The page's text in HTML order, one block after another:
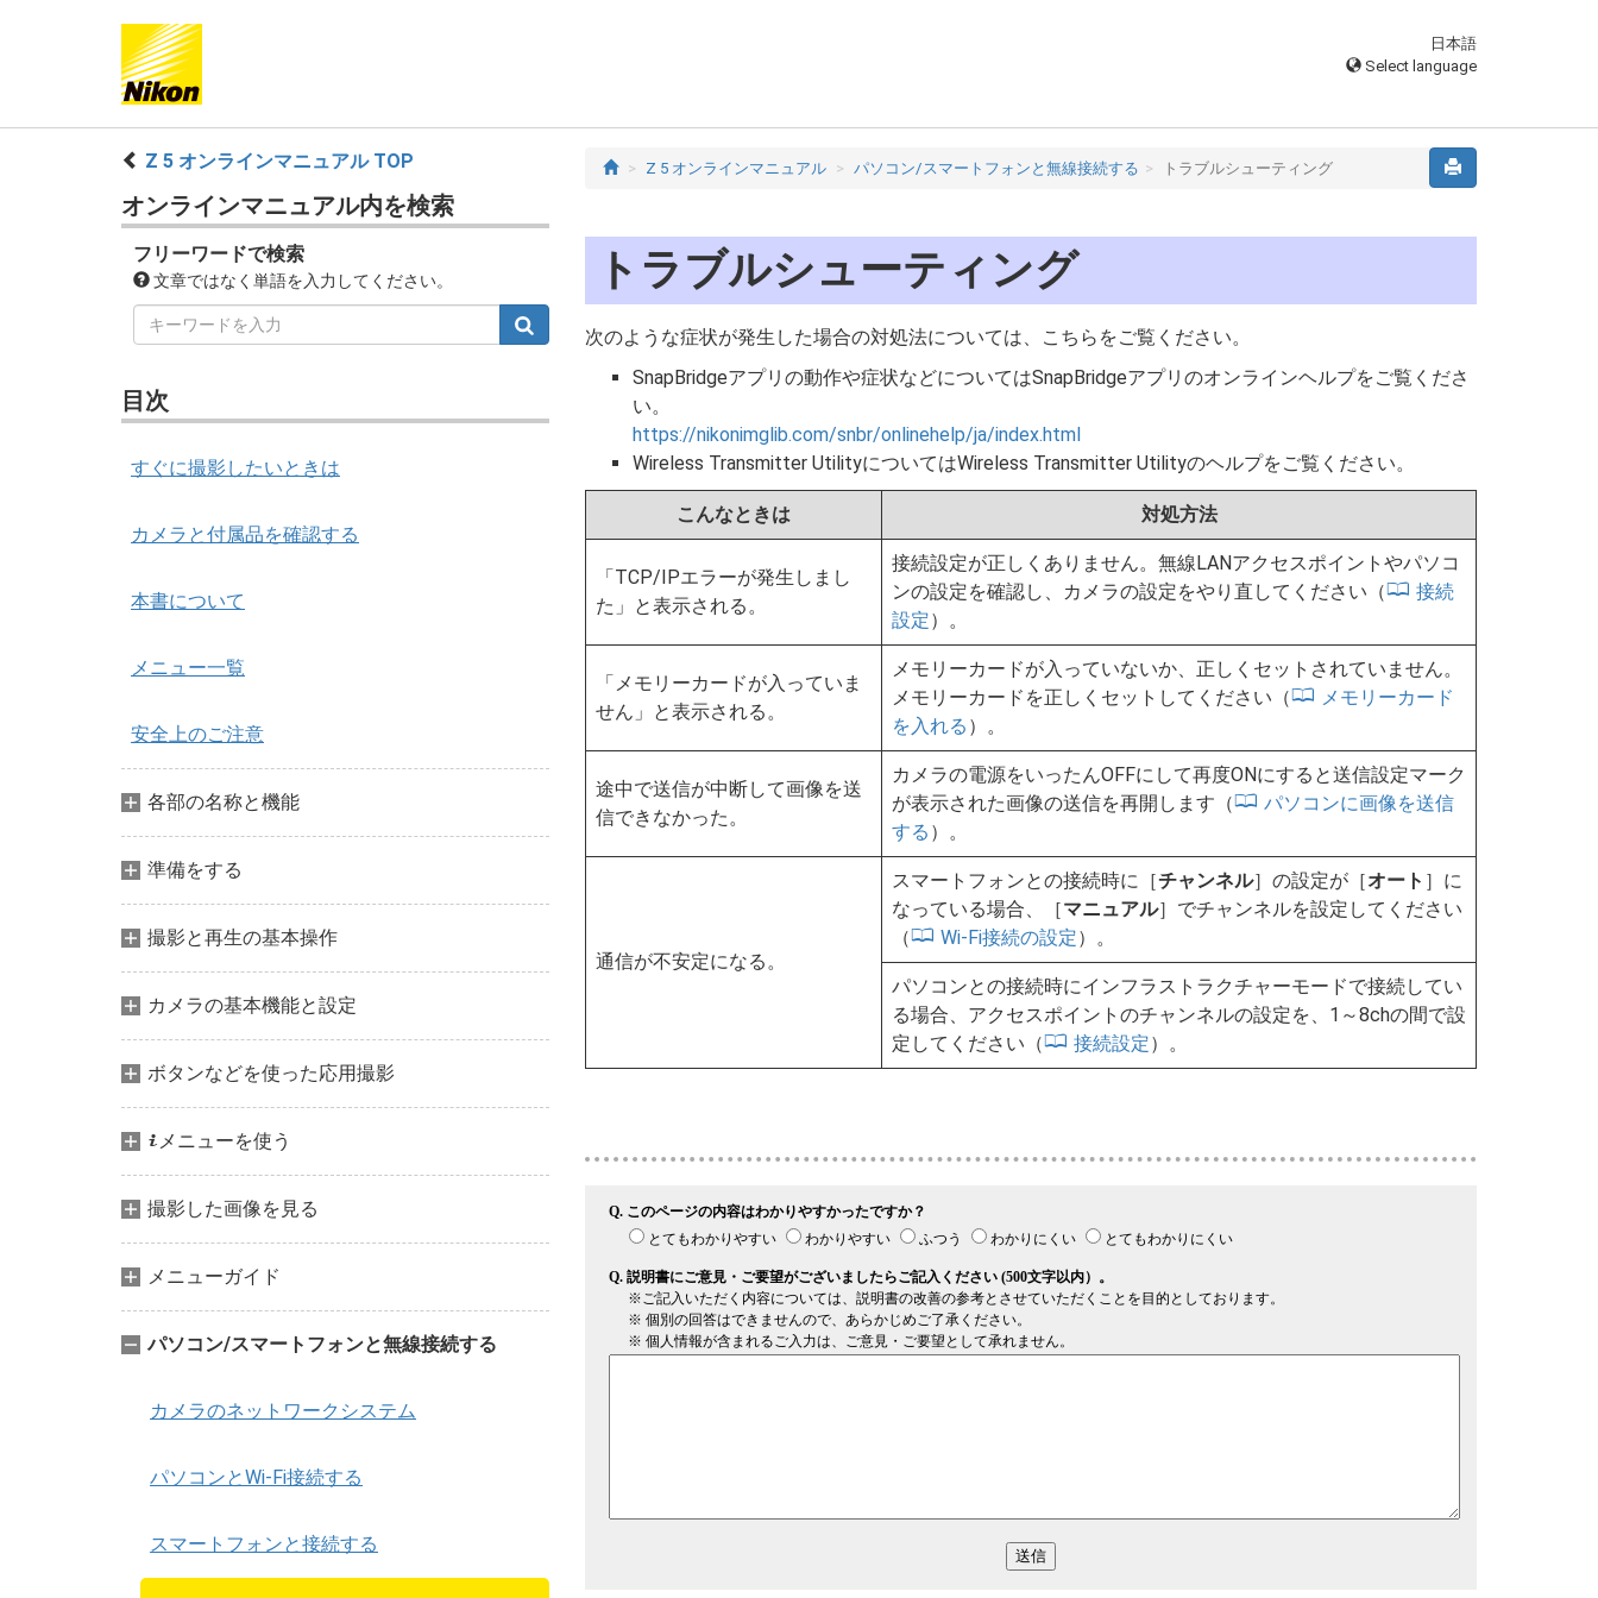
日本語
Select language
Z 5 オンラインマニュアル TOP
オンラインマニュアル内を検索
フリーワードで検索
文章ではなく単語を入力してください。
目次
すぐに撮影したいときは
カメラと付属品を確認する
本書について
メニュー一覧
安全上のご注意
各部の名称と機能
準備をする
撮影と再生の基本操作
カメラの基本機能と設定
ボタンなどを使った応用撮影
iメニューを使う
撮影した画像を見る
メニューガイド
パソコン/スマートフォンと無線接続する
カメラのネットワークシステム
パソコンとWi-Fi接続する
スマートフォンと接続する
Z 5 オンラインマニュアル パソコン/スマートフォンと無線接続する トラブルシューティング
トラブルシューティング
次のような症状が発生した場合の対処法については、こちらをご覧ください。
SnapBridgeアプリの動作や症状などについてはSnapBridgeアプリのオンラインヘルプをご覧くださ
い。
https://nikonimglib.com/snbr/onlinehelp/ja/index.html
Wireless Transmitter UtilityについてはWireless Transmitter Utilityのヘルプをご覧ください。
こんなときは 対処方法
「TCP/IPエラーが発生しまし
た」と表示される。
接続設定が正しくありません。無線LANアクセスポイントやパソコ
ンの設定を確認し、カメラの設定をやり直してください（
接続
設定）。
「メモリーカードが入っていま
せん」と表示される。
メモリーカードが入っていないか、正しくセットされていません。
メモリーカードを正しくセットしてください（
メモリーカード
を入れる ）。
途中で送信が中断して画像を送
信できなかった。
カメラの電源をいったんOFFにして再度ONにすると送信設定マーク
が表示された画像の送信を再開します（
パソコンに画像を送信
する ）。
通信が不安定になる。
スマートフォンとの接続時に［チャンネル］の設定が［オート ］に
なっている場合、［マニュアル］でチャンネルを設定してください
（
Wi-Fi接続の設定）。
パソコンとの接続時にインフラストラクチャーモードで接続してい
る場合、アクセスポイントのチャンネルの設定を、1～8chの間で設
定してください（
接続設定）。